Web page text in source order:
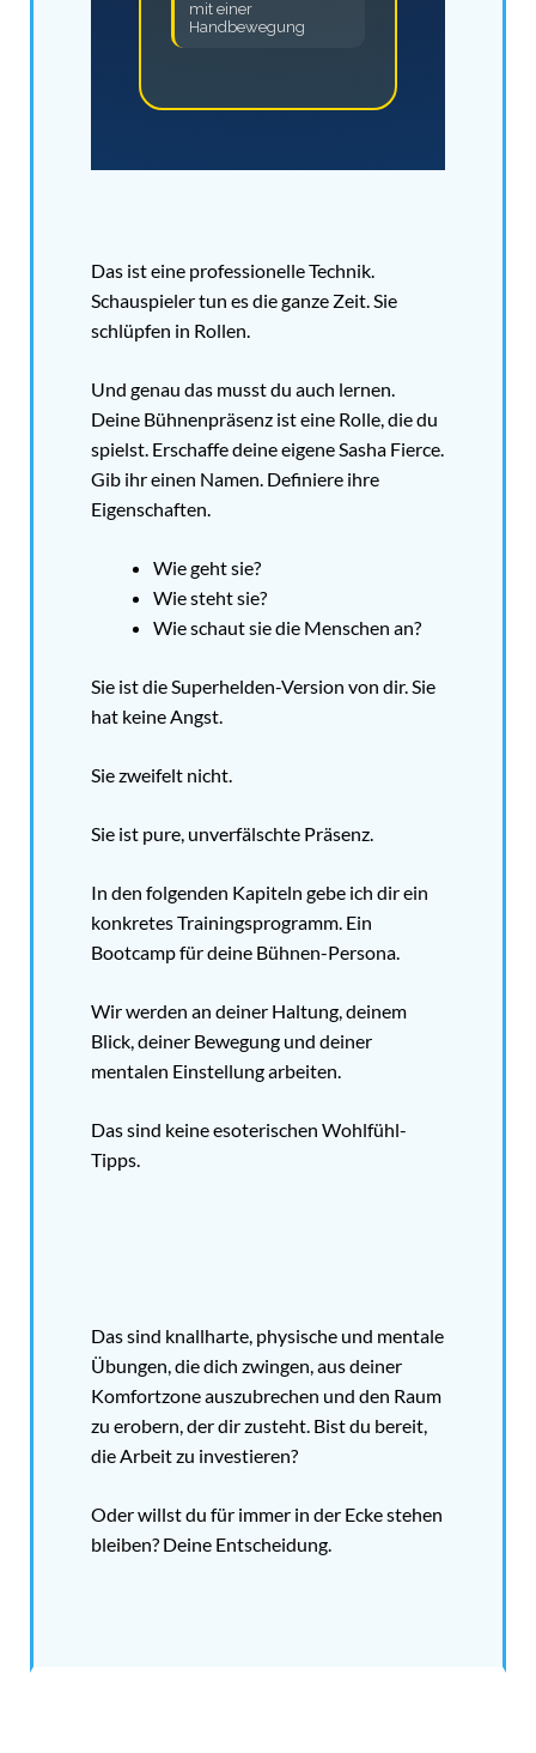
mit einer
Handbewegung
Das ist eine professionelle Technik.
Schauspieler tun es die ganze Zeit. Sie
schlüpfen in Rollen.
Und genau das musst du auch lernen.
Deine Bühnenpräsenz ist eine Rolle, die du
spielst. Erschaffe deine eigene Sasha Fierce.
Gib ihr einen Namen. Definiere ihre
Eigenschaften.
Wie geht sie?
Wie steht sie?
Wie schaut sie die Menschen an?
Sie ist die Superhelden-Version von dir. Sie
hat keine Angst.
Sie zweifelt nicht.
Sie ist pure, unverfälschte Präsenz.
In den folgenden Kapiteln gebe ich dir ein
konkretes Trainingsprogramm. Ein
Bootcamp für deine Bühnen-Persona.
Wir werden an deiner Haltung, deinem
Blick, deiner Bewegung und deiner
mentalen Einstellung arbeiten.
Das sind keine esoterischen Wohlfühl-
Tipps.
Das sind knallharte, physische und mentale
Übungen, die dich zwingen, aus deiner
Komfortzone auszubrechen und den Raum
zu erobern, der dir zusteht. Bist du bereit,
die Arbeit zu investieren?
Oder willst du für immer in der Ecke stehen
bleiben? Deine Entscheidung.